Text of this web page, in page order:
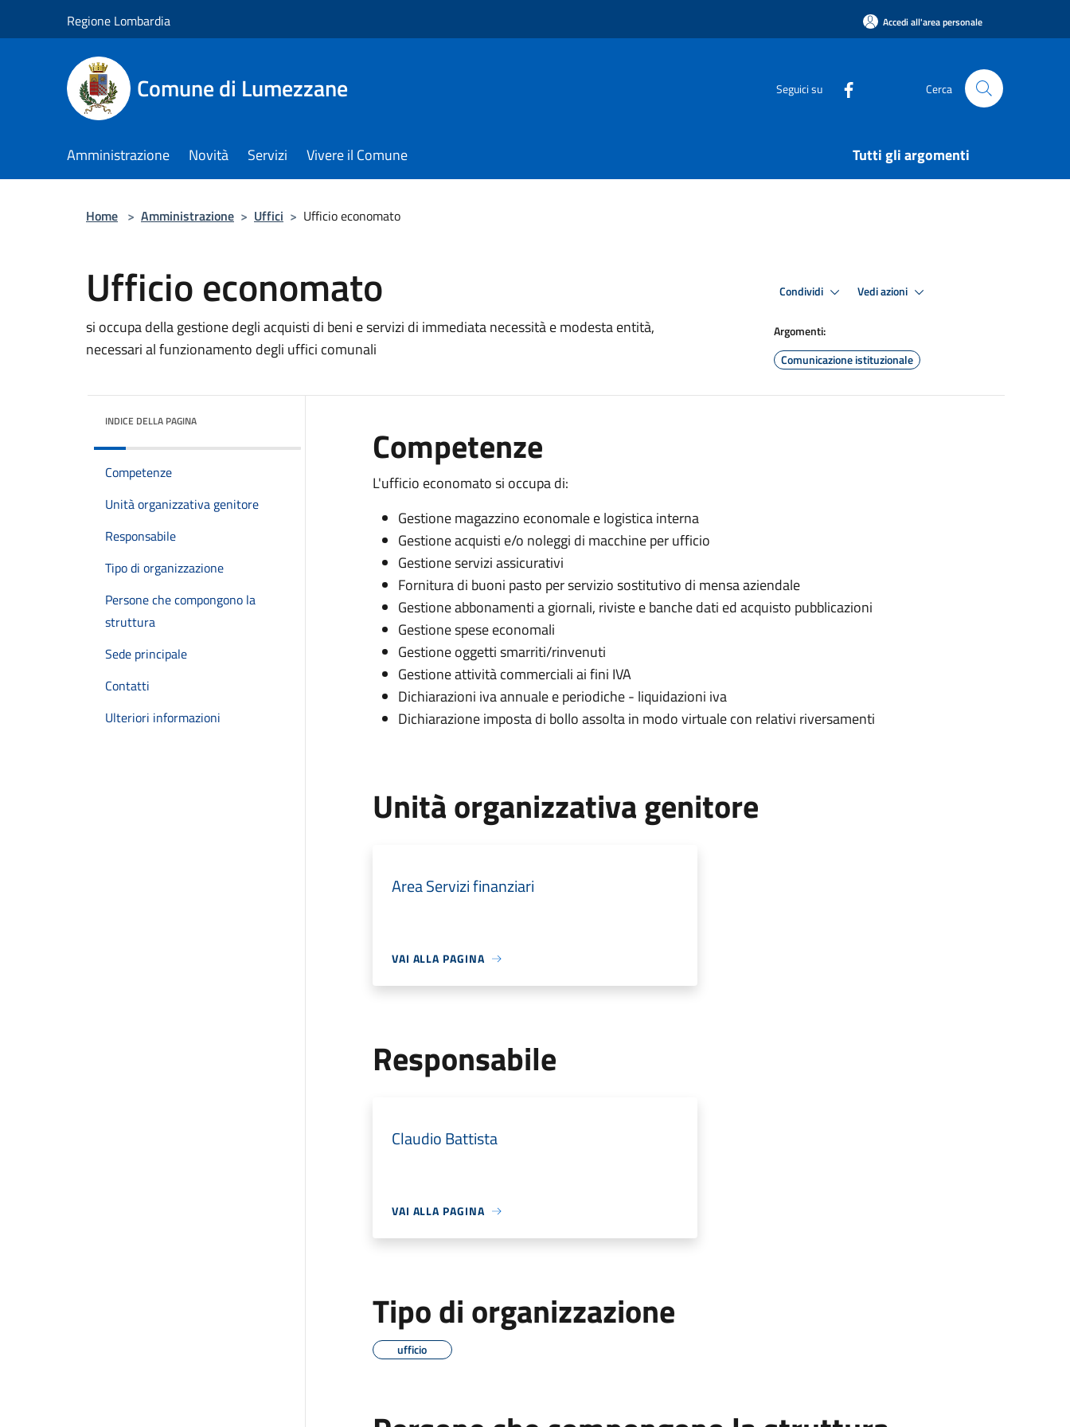
Regione Lombardia Accedi all'area personale
Comune di Lumezzane Seguici su Cerca
Amministrazione Novità Servizi Vivere il Comune Tutti gli argomenti
Home > Amministrazione > Uffici > Ufficio economato
Ufficio economato
si occupa della gestione degli acquisti di beni e servizi di immediata necessità e modesta entità,
necessari al funzionamento degli uffici comunali
Condividi Vedi azioni
Argomenti:
Comunicazione istituzionale
INDICE DELLA PAGINA
Competenze
Unità organizzativa genitore
Responsabile
Tipo di organizzazione
Persone che compongono la
struttura
Sede principale
Contatti
Ulteriori informazioni
Competenze
L'ufficio economato si occupa di:
Gestione magazzino economale e logistica interna
Gestione acquisti e/o noleggi di macchine per ufficio
Gestione servizi assicurativi
Fornitura di buoni pasto per servizio sostitutivo di mensa aziendale
Gestione abbonamenti a giornali, riviste e banche dati ed acquisto pubblicazioni
Gestione spese economali
Gestione oggetti smarriti/rinvenuti
Gestione attività commerciali ai fini IVA
Dichiarazioni iva annuale e periodiche - liquidazioni iva
Dichiarazione imposta di bollo assolta in modo virtuale con relativi riversamenti
Unità organizzativa genitore
Area Servizi finanziari
VAI ALLA PAGINA
Responsabile
Claudio Battista
VAI ALLA PAGINA
Tipo di organizzazione
ufficio